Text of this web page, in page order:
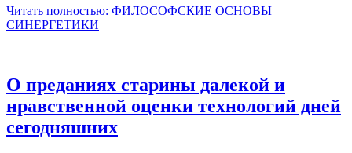
Читать полностью: ФИЛОСОФСКИЕ ОСНОВЫ
СИНЕРГЕТИКИ
О преданиях старины далекой и
нравственной оценки технологий дней
сегодняшних